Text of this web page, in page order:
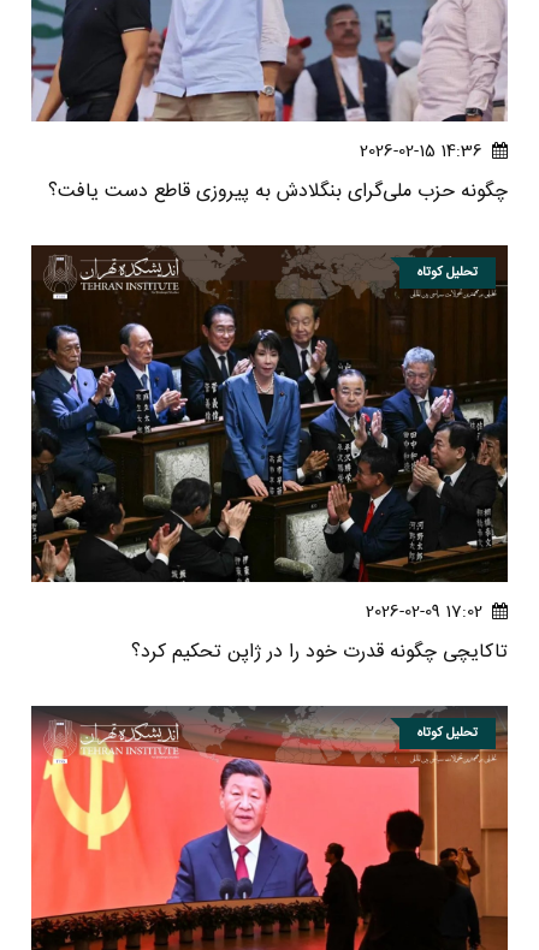
14:36 2026-02-15
چگونه حزب ملی‌گرای بنگلادش به پیروزی قاطع دست یافت؟
تحلیل کوتاه
17:02 2026-02-09
تاکایچی چگونه قدرت خود را در ژاپن تحکیم کرد؟
تحلیل کوتاه